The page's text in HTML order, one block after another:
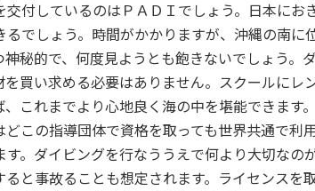
付しているのはＰＡＤＩでしょう。日本にお
でしょう。時間がかかりますが、沖縄の南に
秘的で、何度見ようとも飽きないでしょう。
買い求める必要はありません。スクールにレ
これまでより心地良く海の中を堪能できます
この指導団体で資格を取っても世界共通で利
。ダイビングを行なううえで何より大切なの
と事故ることも想定されます。ライセンスを